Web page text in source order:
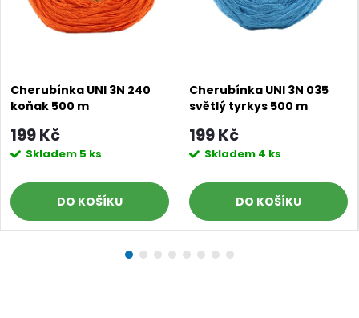
Cherubínka UNI 3N 240
koňak 500 m
199 Kč
Skladem 5 ks
DO KOŠÍKU
Cherubínka UNI 3N 035
světlý tyrkys 500 m
199 Kč
Skladem 4 ks
DO KOŠÍKU